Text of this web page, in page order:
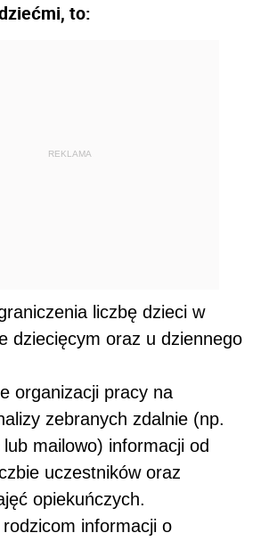
to:
REKLAMA
liczbę dzieci w
dziecięcym oraz u dziennego
organizacji pracy na
zebranych zdalnie (np.
mailowo) informacji od
uczestników oraz
opiekuńczych.
informacji o